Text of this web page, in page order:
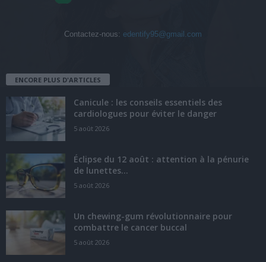
Contactez-nous: edentify95@gmail.com
ENCORE PLUS D'ARTICLES
Canicule : les conseils essentiels des
cardiologues pour éviter le danger
5 août 2026
Éclipse du 12 août : attention à la pénurie
de lunettes...
5 août 2026
Un chewing-gum révolutionnaire pour
combattre le cancer buccal
5 août 2026